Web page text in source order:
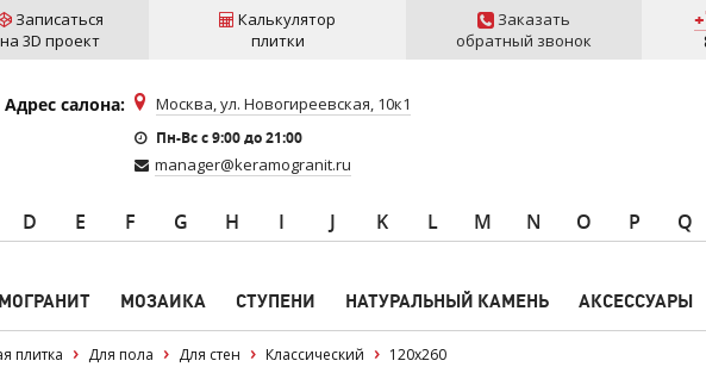
Записаться
на 3D проект
Калькулятор
плитки
Заказать
обратный звонок
Адрес салона: Москва, ул. Новогиреевская, 10к1
Пн-Вс c 9:00 до 21:00
manager@keramogranit.ru
D E F G H I J K L M N O P Q
МОЗАИКА СТУПЕНИ НАТУРАЛЬНЫЙ КАМЕНЬ АКСЕССУАРЫ
плитка Для пола Для стен Классический 120x260